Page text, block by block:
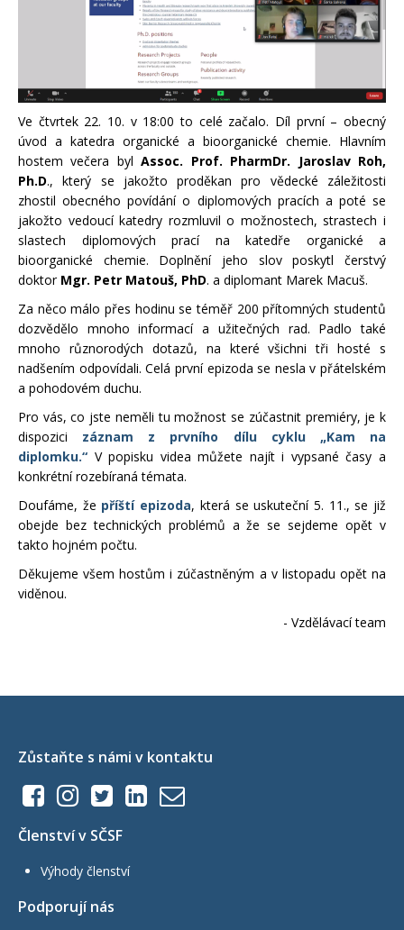
Ve čtvrtek 22. 10. v 18:00 to celé začalo. Díl první – obecný
úvod a katedra organické a bioorganické chemie. Hlavním
hostem večera bylAssoc. Prof. PharmDr. Jaroslav Roh,
Ph.D., který se jakožto proděkan pro vědecké záležitosti
zhostil obecného povídání o diplomových pracích a poté se
jakožto vedoucí katedry rozmluvil o možnostech, strastech i
slastech diplomových prací na katedře organické a
bioorganické chemie. Doplnění jeho slov poskytl čerstvý
doktor Mgr. Petr Matouš, PhD. a diplomant Marek Macuš.
Za něco málo přes hodinu se téměř 200 přítomných studentů
dozvědělo mnoho informací a užitečných rad. Padlo také
mnoho různorodých dotazů, na které všichni tři hosté s
nadšením odpovídali. Celá první epizoda se nesla v přátelském
a pohodovém duchu.
Pro vás, co jste neměli tu možnost se zúčastnit premiéry, je k
dispozici záznam z prvního dílu cyklu „Kam na
diplomku.“ V popisku videa můžete najít i vypsané časy a
konkrétní rozebíraná témata.
Doufáme, že příští epizoda, která se uskuteční 5. 11., se již
obejde bez technických problémů a že se sejdeme opět v
takto hojném počtu.
Děkujeme všem hostům i zúčastněným a v listopadu opět na
viděnou.
- Vzdělávací team
Zůstaňte s námi v kontaktu
Členství v SČSF
Výhody členství
Podporují nás